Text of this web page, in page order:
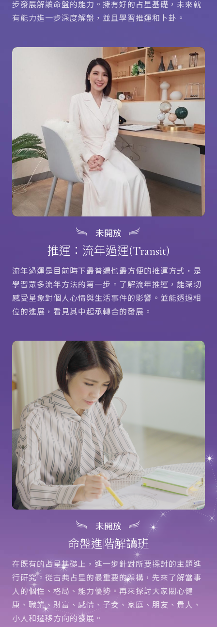
步發展解讀命盤的能力。擁有好的占星基礎，未來就
有能力進一步深度解盤，並且學習推運和卜卦。
未開放
推運：流年過運(Transit)
流年過運是目前時下最普遍也最方便的推運方式，是
學習眾多流年方法的第一步。了解流年推運，能深切
感受星象對個人心情與生活事件的影響。並能透過相
位的進展，看見其中起承轉合的發展。
未開放
命盤進階解讀班
在既有的占星基礎上，進一步針對所要探討的主題進
行研究。從古典占星的最重要的架構，先來了解當事
人的個性、格局、能力優勢。再來探討大家關心健
康、職業、財富、感情、子女、家庭、朋友、貴人、
小人和遷移方向的發展。